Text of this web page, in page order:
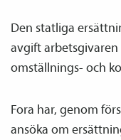
Den statliga
avgift
omställnings- och
Fora har, genom
ansöka om